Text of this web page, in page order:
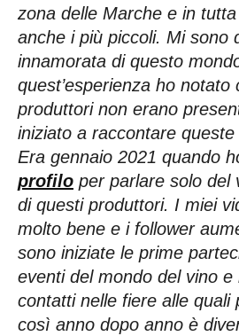
zona delle Marche e in
anche i più piccoli. Mi sono
innamorata di questo
quest’esperienza ho notato
produttori non erano
iniziato a raccontare queste
Era gennaio 2021 quando
profilo per parlare solo del
di questi produttori. I miei
molto bene e i follower
sono iniziate le prime
eventi del mondo del vino
contatti nelle fiere alle quali
così anno dopo anno è